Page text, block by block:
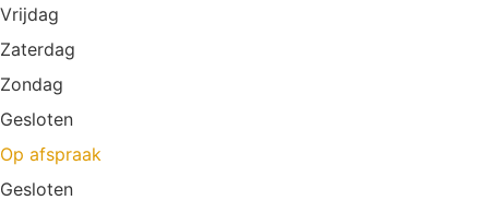
Vrijdag
Zaterdag
Zondag
Gesloten
Op afspraak
Gesloten